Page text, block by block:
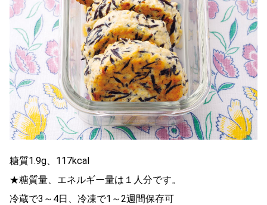
糖質1.9g、117kcal
★糖質量、エネルギー量は１人分です。
冷蔵で3～4日、冷凍で1～2週間保存可